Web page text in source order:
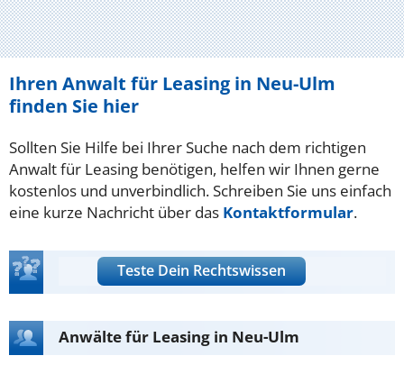
Ihren Anwalt für Leasing in Neu-Ulm
finden Sie hier
Sollten Sie Hilfe bei Ihrer Suche nach dem richtigen
Anwalt für Leasing benötigen, helfen wir Ihnen gerne
kostenlos und unverbindlich. Schreiben Sie uns einfach
eine kurze Nachricht über das Kontaktformular.
Teste Dein Rechtswissen
Anwälte für Leasing in Neu-Ulm